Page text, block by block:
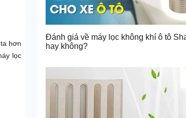
hơn
lọc
Đánh giá về máy lọc không khí ô tô
hay không?